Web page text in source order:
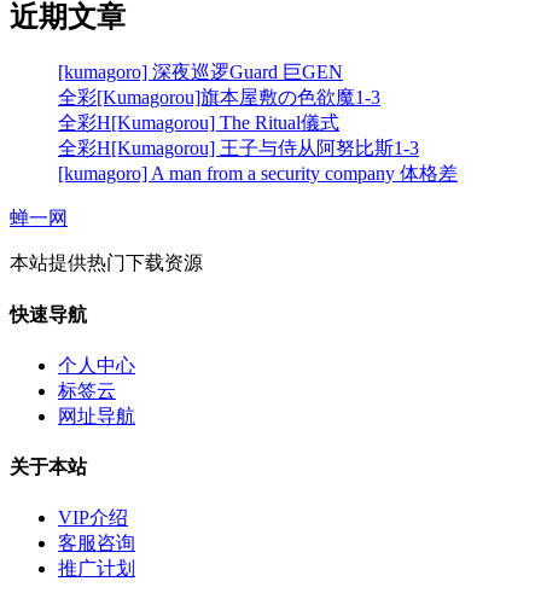
近期文章
[kumagoro] 深夜巡逻Guard 巨GEN
全彩[Kumagorou]旗本屋敷の色欲魔1-3
全彩H[Kumagorou] The Ritual儀式
全彩H[Kumagorou] 王子与侍从阿努比斯1-3
[kumagoro] A man from a security company 体格差
蝉一网
本站提供热门下载资源
快速导航
个人中心
标签云
网址导航
关于本站
VIP介绍
客服咨询
推广计划